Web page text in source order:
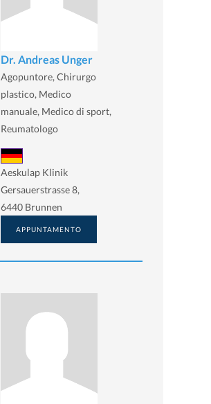
Dr. Andreas Unger
Agopuntore, Chirurgo
plastico, Medico
manuale, Medico di sport,
Reumatologo
Aeskulap Klinik
Gersauerstrasse 8,
6440 Brunnen
APPUNTAMENTO